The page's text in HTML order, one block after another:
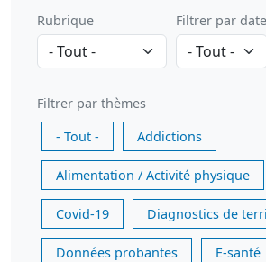
Rubrique Filtrer par date
Filtrer par thèmes
- Tout -
Addictions
Alimentation / Activité physique
Covid-19 Diagnostics de
Données probantes E-santé